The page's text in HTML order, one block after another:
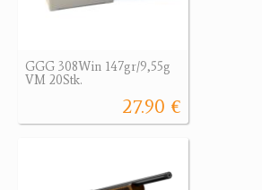
GGG 308Win 147gr/9,55g
VM 20Stk.
27.90 €